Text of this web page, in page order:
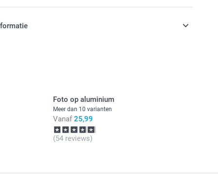
Foto op aluminium
Meer dan 10 varianten
Vanaf 25,99
(54 reviews)